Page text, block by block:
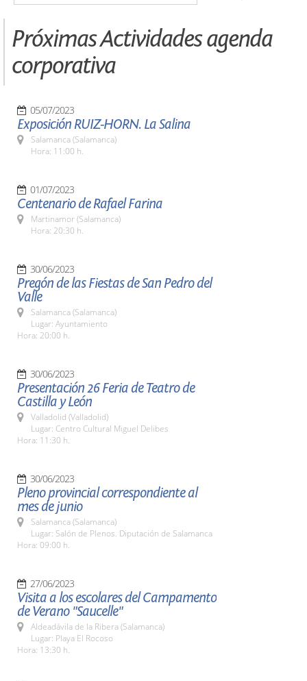
Próximas Actividades agenda
corporativa
05/07/2023
Exposición RUIZ-HORN. La Salina
Salamanca (Salamanca)
Hora: 11:00 h.
01/07/2023
Centenario de Rafael Farina
Martinamor (Salamanca)
Hora: 20:30 h.
30/06/2023
Pregón de las Fiestas de San Pedro del
Valle
Salamanca (Salamanca)
Lugar: Ayuntamiento
Hora: 20:00 h.
30/06/2023
Presentación 26 Feria de Teatro de
Castilla y León
Valladolid (Valladolid)
Lugar: Centro Cultural Miguel Delibes
Hora: 11:30 h.
30/06/2023
Pleno provincial correspondiente al
mes de junio
Salamanca (Salamanca)
Lugar: Salón de Plenos. Diputación de Salamanca
Hora: 09:00 h.
27/06/2023
Visita a los escolares del Campamento
de Verano "Saucelle"
Aldeadávila de la Ribera (Salamanca)
Lugar: Playa El Rocoso
Hora: 13:30 h.